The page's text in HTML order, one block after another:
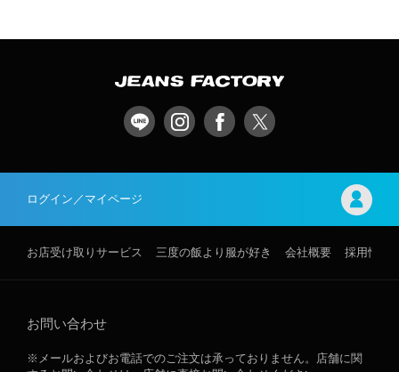
ログイン／マイページ
お店受け取りサービス 三度の飯より服が好き 会社概要 採用情報
お問い合わせ
※メールおよびお電話でのご注文は承っておりません。店舗に関